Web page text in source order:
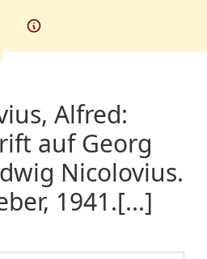
Alfred:
auf Georg
Nicolovius.
1941.[...]